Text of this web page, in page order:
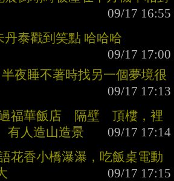
丹泰戳到笑點 哈哈哈
半夜睡不著時找另一個夢境很
福華飯店　隔壁　頂樓，裡
有人造山造景
花香小橋瀑瀑，吃飯桌電動